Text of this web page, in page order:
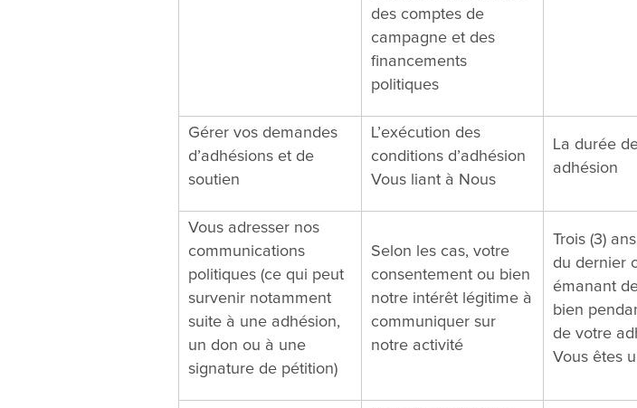
des comptes de
campagne et des
financements
politiques
Gérer vos demandes
d’adhésions et de
soutien
L’exécution des
conditions d’adhésion
Vous liant à Nous
La durée
adhésion
Vous adresser nos
communications
politiques (ce qui peut
survenir notamment
suite à une adhésion,
un don ou à une
signature de pétition)
Selon les cas, votre
consentement ou bien
notre intérêt légitime à
communiquer sur
notre activité
Trois (3)
du dernier
émanant
bien
de votre
Vous êtes